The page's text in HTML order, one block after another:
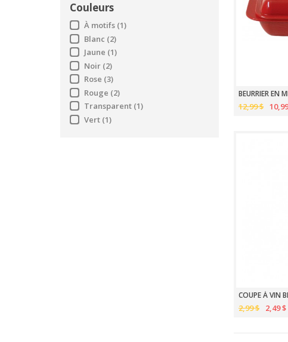
Couleurs
À motifs (1)
Blanc (2)
Jaune (1)
Noir (2)
Rose (3)
Rouge (2)
Transparent (1)
Vert (1)
BEURRIER EN
12,99 $
COUPE À VIN
2,99 $ 2,49 $